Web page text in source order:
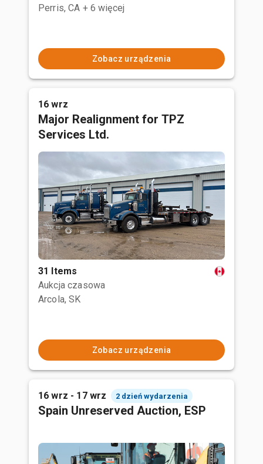
Perris, CA + 6 więcej
Zobacz urządzenia
16 wrz
Major Realignment for TPZ
Services Ltd.
31 Items
Aukcja czasowa
Arcola, SK
Zobacz urządzenia
16 wrz - 17 wrz 2 dzień wydarzenia
Spain Unreserved Auction, ESP